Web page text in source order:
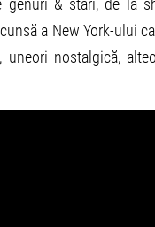
genuri & stări, de la
a New York-ului
uneori nostalgică,